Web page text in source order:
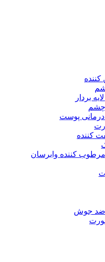
بردار
پوست
کننده
کننده وابرسان
ضد جوش